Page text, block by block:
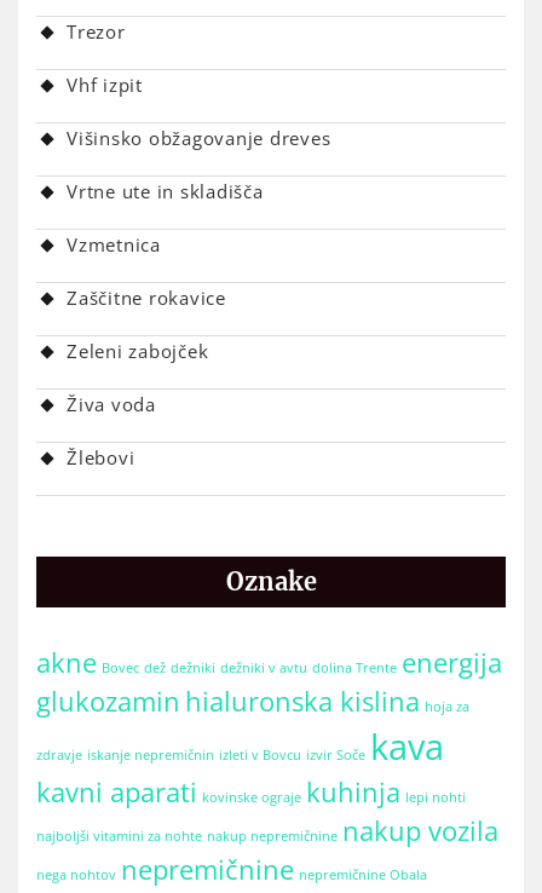
Trezor
Vhf izpit
Višinsko obžagovanje dreves
Vrtne ute in skladišča
Vzmetnica
Zaščitne rokavice
Zeleni zabojček
Živa voda
Žlebovi
Oznake
akne Bovec dež dežniki dežniki v avtu dolina Trente energija
glukozamin hialuronska kislina hoja za
zdravje iskanje nepremičnin izleti v Bovcu izvir Soče kava
kavni aparati kovinske ograje kuhinja lepi nohti
najboljši vitamini za nohte nakup nepremičnine nakup vozila
nega nohtov nepremičnine nepremičnine Obala